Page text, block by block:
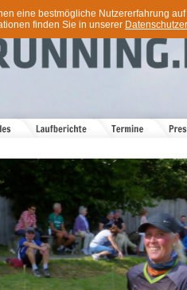
eine bestmögliche Nutzererfahrung
finden Sie in unserer